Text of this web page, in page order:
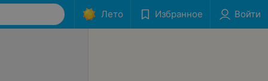
Лето Избранное Войти